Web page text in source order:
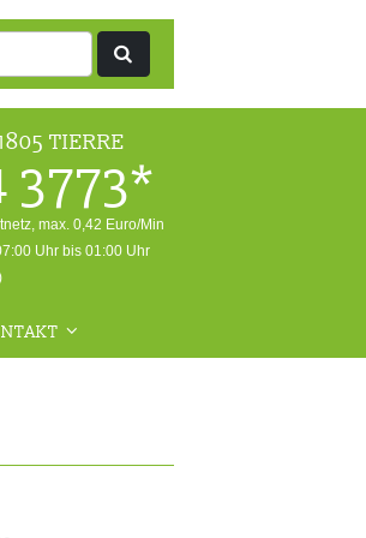
TIERRE
3773*
max. 0,42 Euro/Min
Uhr bis 01:00 Uhr